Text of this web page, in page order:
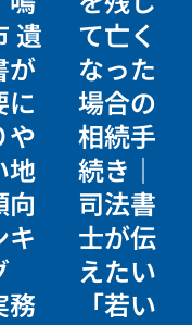
遺
が
に
や
地
向
キ
務
て亡く
なった
場合の
相続手
続き｜
司法書
士が伝
えたい
「若い